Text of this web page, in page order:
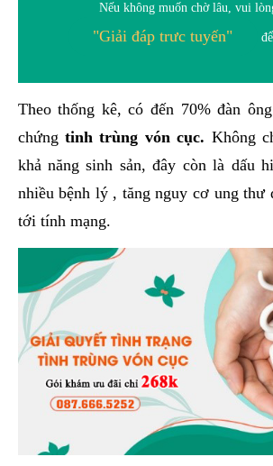
Nếu không muốn chờ lâu, vui
"Giải đáp trưc tuyến"
Theo thống kê, có đến 70% đàn
chứngtinh trùng vón cục. Không
khả năng sinh sản, đây còn là dấu
nhiều bệnh lý , tăng nguy cơ ung thư
tới tính mạng.